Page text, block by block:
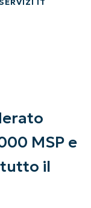
MSP e
tutto il